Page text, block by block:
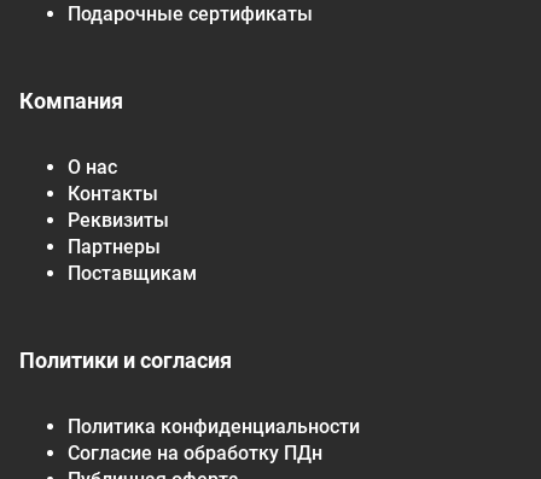
Подарочные сертификаты
Компания
О нас
Контакты
Реквизиты
Партнеры
Поставщикам
Политики и согласия
Политика конфиденциальности
Согласие на обработку ПДн